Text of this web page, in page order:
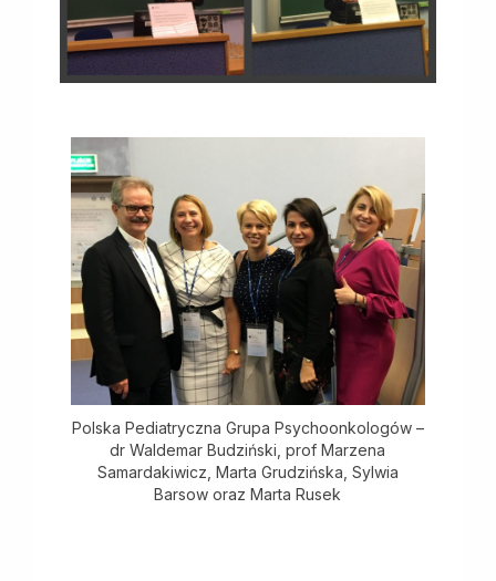
Polska Pediatryczna Grupa Psychoonkologów –
dr Waldemar Budziński, prof Marzena
Samardakiwicz, Marta Grudzińska, Sylwia
Barsow oraz Marta Rusek